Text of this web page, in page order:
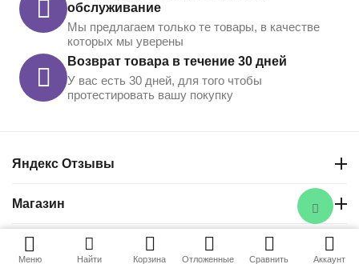
обслуживание
Мы предлагаем только те товары, в качестве
которых мы уверены
Возврат товара в течение 30 дней
У вас есть 30 дней, для того чтобы
протестировать вашу покупку
Яндекс Отзывы
Магазин
Меню Найти Корзина Отложенные Сравнить Аккаунт